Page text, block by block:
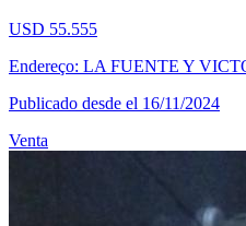
USD 55.555
Endereço: LA FUENTE Y
Publicado desde el 16/11/2024
Venta